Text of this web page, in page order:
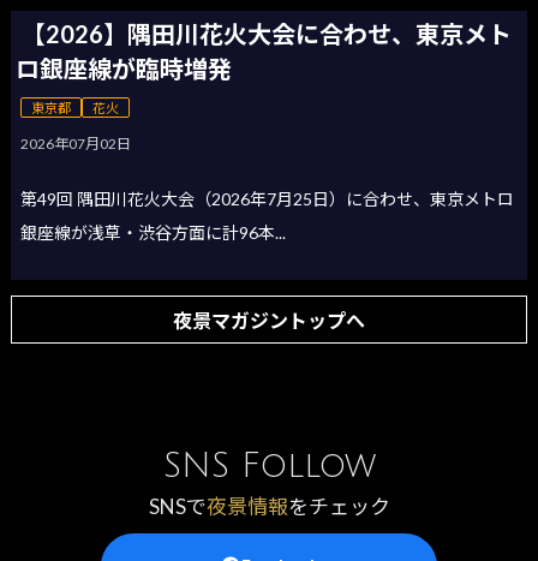
【2026】隅田川花火大会に合わせ、東京メト
ロ銀座線が臨時増発
東京都 花火
2026年07月02日
第49回 隅田川花火大会（2026年7月25日）に合わせ、東京メトロ
銀座線が浅草・渋谷方面に計96本...
夜景マガジントップへ
SNS Follow
SNSで夜景情報をチェック